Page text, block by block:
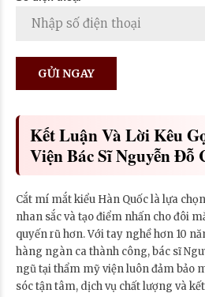
Kết Luận Và Lời Kêu
Viện Bác Sĩ Nguyễn Đỗ
Cắt mí mắt kiểu Hàn Quốc là lựa
nhan sắc và tạo điểm nhấn cho đôi
quyến rũ hơn. Với tay nghề hơn 10
hàng ngàn ca thành công, bác sĩ
ngũ tại thẩm mỹ viện luôn đảm bảo
sóc tận tâm, dịch vụ chất lượng và